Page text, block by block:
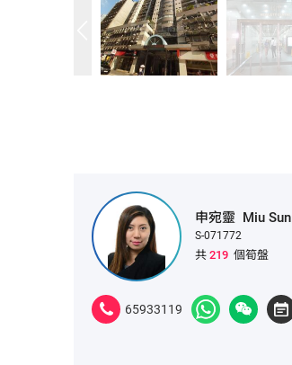
申宛靈 Miu Sun
S-071772
共 219 個筍盤
65933119